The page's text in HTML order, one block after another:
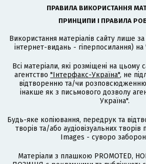
ПРАВИЛА ВИКОРИСТАННЯ
ПРИНЦИПИ І ПРАВИЛА
Використання матеріалів сайту лише
інтернет-видань - гіперпосилання) на
Всі матеріали, які розміщені на цьому
агентство "Інтерфакс-Україна", не
відтворенню та/чи
інакше як з письмового дозволу
Україна".
Будь-яке копіювання, передрук та
творів та/або аудіовізуальних
Images - суворо
Матеріали з плашкою PROMOTED,